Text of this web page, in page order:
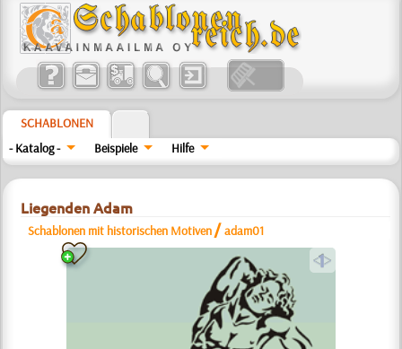
SCHABLONEN
- Katalog -
Beispiele Hilfe
Liegenden Adam
Schablonen mit historischen Motiven /adam01
a